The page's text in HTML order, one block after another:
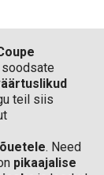
soodsate
teil siis
. Need
pikaajalise